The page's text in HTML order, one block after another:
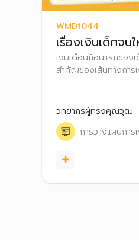
WMD1044
เรื่องเงินเด็กจบ
เงินเดือนก้อนแรกของ
สำคัญของเส้นทางการ
ความเสี่ยงได้สูง
วิทยากรผู้ทรงคุณวุฒิ
การวางแผนการ